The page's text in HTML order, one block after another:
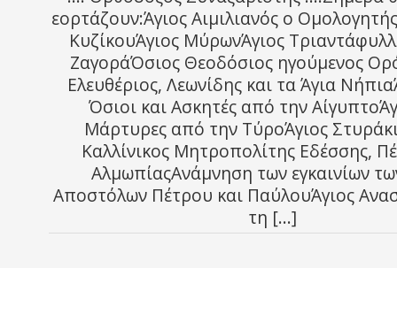
εορτάζουν:Άγιος Αιμιλιανός ο
ΚυζίκουΆγιος ΜύρωνΆγιος
ΖαγοράΌσιος Θεοδόσιος ηγούμενος
Ελευθέριος, Λεωνίδης και τα Άγια
Όσιοι και Ασκητές από την
Μάρτυρες από την ΤύροΆγιος
Καλλίνικος Μητροπολίτης Εδέσσης,
ΑλμωπίαςAνάμνηση των εγκαινίων
Αποστόλων Πέτρου και ΠαύλουΆγιος
τη […]